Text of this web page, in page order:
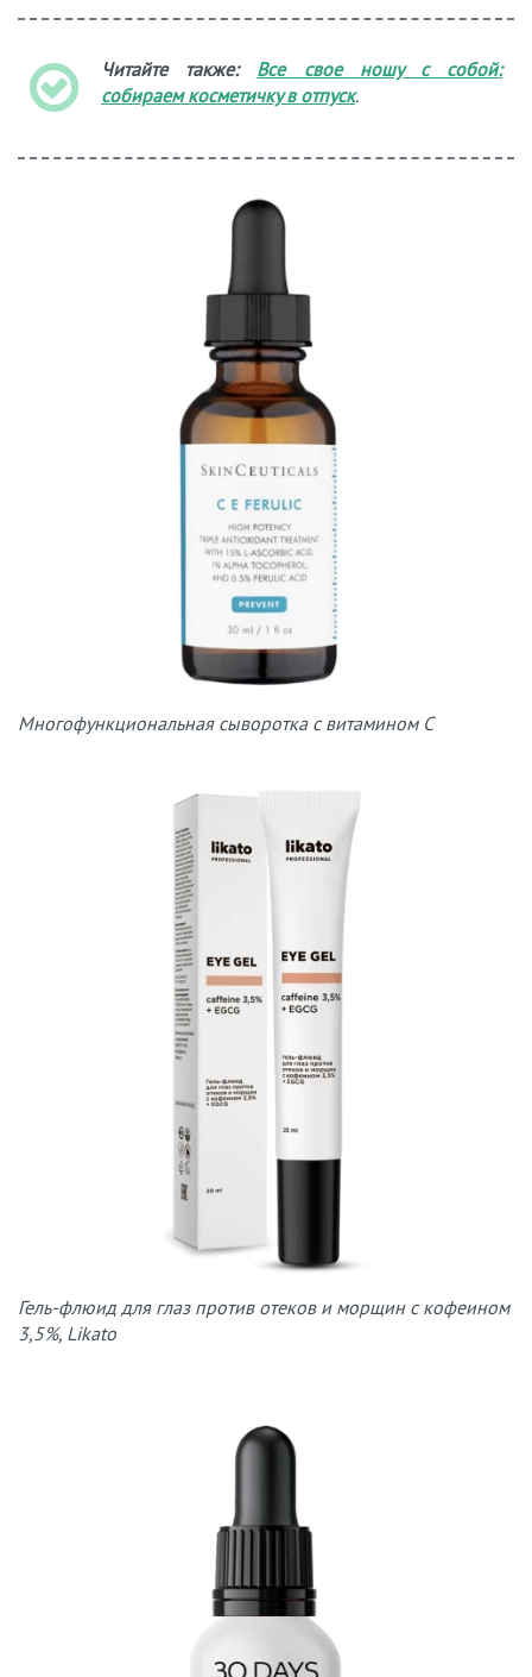
Читайте также: Все свое ношу с собой:
собираем косметичку в отпуск.
Многофункциональная сыворотка с витамином С
Гель-флюид для глаз против отеков и морщин с кофеином
3,5%, Likato